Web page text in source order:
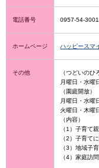
電話番号 0957-54-3001
ホームページ ハッピースマ
その他
（つどいのひ
月曜日・水曜
（園庭開放）
月曜日・水曜
火曜日・木曜
（内容）
（1）子育て
（2）子育て
（3）地域子
（4）家庭訪